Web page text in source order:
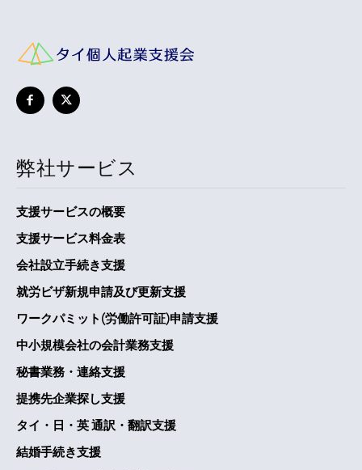
弊社サービス
支援サービスの概要
支援サービス料金表
会社設立手続き支援
就労ビザ新規申請及び更新支援
ワークパミット(労働許可証)申請支援
中小規模会社の会計業務支援
秘書業務・連絡支援
提携先企業探し支援
タイ・日・英 通訳・翻訳支援
結婚手続き支援